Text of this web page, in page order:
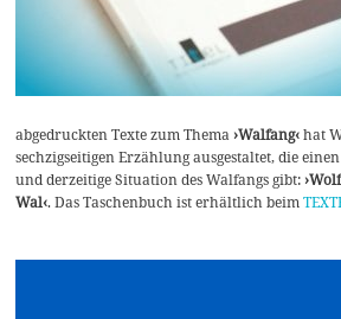
abgedruckten Texte zum Thema›Walfang‹hat
sechzigseitigen Erzählung ausgestaltet, die
und derzeitige Situation des Walfangs gibt:
Wal‹. Das Taschenbuch ist erhältlich beim